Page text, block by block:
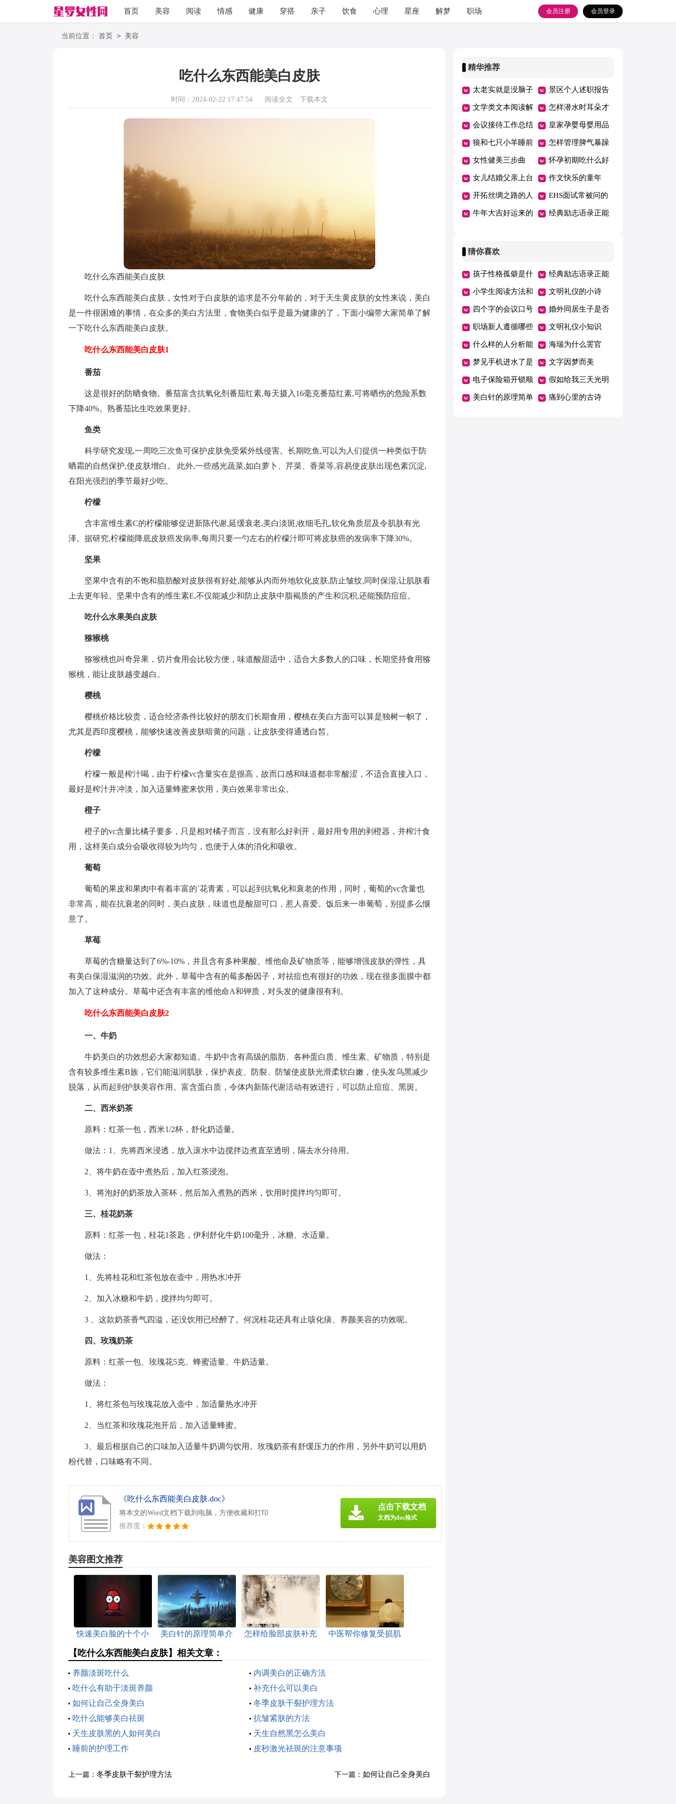
首页 美容 阅读 情感 健康 穿搭 亲子 饮食 心理 星座 解梦 职场
励志
会员登录
会员注册
当前位置： 首页 > 美容
吃什么东西能美白皮肤
时间：2024-02-22 17:47:54 阅读全文 下载本文
吃什么东西能美白皮肤
吃什么东西能美白皮肤，女性对于白皮肤的追求是不分年龄的，对于天生黄皮肤的女性来说，美白
是一件很困难的事情，在众多的美白方法里，食物美白似乎是最为健康的了，下面小编带大家简单了解
一下吃什么东西能美白皮肤。
吃什么东西能美白皮肤1
番茄
这是很好的防晒食物。番茄富含抗氧化剂番茄红素,每天摄入16毫克番茄红素,可将晒伤的危险系数
下降40%。熟番茄比生吃效果更好。
鱼类
科学研究发现,一周吃三次鱼可保护皮肤免受紫外线侵害。长期吃鱼,可以为人们提供一种类似于防
晒霜的自然保护,使皮肤增白。 此外,一些感光蔬菜,如白萝卜、芹菜、香菜等,容易使皮肤出现色素沉淀,
在阳光强烈的季节最好少吃。
柠檬
含丰富维生素C的柠檬能够促进新陈代谢,延缓衰老,美白淡斑,收细毛孔,软化角质层及令肌肤有光
泽。据研究,柠檬能降底皮肤癌发病率,每周只要一勺左右的柠檬汁即可将皮肤癌的发病率下降30%。
坚果
坚果中含有的不饱和脂肪酸对皮肤很有好处,能够从内而外地软化皮肤,防止皱纹,同时保湿,让肌肤看
上去更年轻。坚果中含有的维生素E,不仅能减少和防止皮肤中脂褐质的产生和沉积,还能预防痘痘。
吃什么水果美白皮肤
猕猴桃
猕猴桃也叫奇异果，切片食用会比较方便，味道酸甜适中，适合大多数人的口味，长期坚持食用猕
猴桃，能让皮肤越变越白。
樱桃
樱桃价格比较贵，适合经济条件比较好的朋友们长期食用，樱桃在美白方面可以算是独树一帜了，
尤其是西印度樱桃，能够快速改善皮肤暗黄的问题，让皮肤变得通透白皙。
柠檬
柠檬一般是榨汁喝，由于柠檬vc含量实在是很高，故而口感和味道都非常酸涩，不适合直接入口，
最好是榨汁并冲淡，加入适量蜂蜜来饮用，美白效果非常出众。
橙子
橙子的vc含量比橘子要多，只是相对橘子而言，没有那么好剥开，最好用专用的剥橙器，并榨汁食
用，这样美白成分会吸收得较为均匀，也便于人体的消化和吸收。
葡萄
葡萄的果皮和果肉中有着丰富的`花青素，可以起到抗氧化和衰老的作用，同时，葡萄的vc含量也
非常高，能在抗衰老的同时，美白皮肤，味道也是酸甜可口，惹人喜爱。饭后来一串葡萄，别提多么惬
意了。
草莓
草莓的含糖量达到了6%-10%，并且含有多种果酸、维他命及矿物质等，能够增强皮肤的弹性，具
有美白保湿滋润的功效。此外，草莓中含有的莓多酚因子，对祛痘也有很好的功效，现在很多面膜中都
加入了这种成分。草莓中还含有丰富的维他命A和钾质，对头发的健康很有利。
吃什么东西能美白皮肤2
一、牛奶
牛奶美白的功效想必大家都知道。牛奶中含有高级的脂肪、各种蛋白质、维生素、矿物质，特别是
含有较多维生素B族，它们能滋润肌肤，保护表皮、防裂、防皱使皮肤光滑柔软白嫩，使头发乌黑减少
脱落，从而起到护肤美容作用。富含蛋白质，令体内新陈代谢活动有效进行，可以防止痘痘、黑斑。
二、西米奶茶
原料：红茶一包，西米1/2杯，舒化奶适量。
做法：1、先将西米浸透，放入滚水中边搅拌边煮直至透明，隔去水分待用。
2、将牛奶在壶中煮热后，加入红茶浸泡。
3、将泡好的奶茶放入茶杯，然后加入煮熟的西米，饮用时搅拌均匀即可。
三、桂花奶茶
原料：红茶一包，桂花1茶匙，伊利舒化牛奶100毫升，冰糖、水适量。
做法：
1、先将桂花和红茶包放在壶中，用热水冲开
2、加入冰糖和牛奶，搅拌均匀即可。
3 、这款奶茶香气四溢，还没饮用已经醉了。何况桂花还具有止咳化痰、养颜美容的功效呢。
四、玫瑰奶茶
原料：红茶一包、玫瑰花5克、蜂蜜适量、牛奶适量。
做法：
1、将红茶包与玫瑰花放入壶中，加适量热水冲开
2、当红茶和玫瑰花泡开后，加入适量蜂蜜。
3、最后根据自己的口味加入适量牛奶调匀饮用。玫瑰奶茶有舒缓压力的作用，另外牛奶可以用奶
粉代替，口味略有不同。
《吃什么东西能美白皮肤.doc》
将本文的Word文档下载到电脑，方便收藏和打印
推荐度：
点击下载文档
文档为doc格式
美容图文推荐
快速美白脸的十个小
美白针的原理简单介
怎样给脸部皮肤补充
中医帮你修复受损肌
【吃什么东西能美白皮肤】相关文章：
养颜淡斑吃什么
内调美白的正确方法
吃什么有助于淡斑养颜
补充什么可以美白
如何让自己全身美白
冬季皮肤干裂护理方法
吃什么能够美白祛斑
抗皱紧肤的方法
天生皮肤黑的人如何美白
天生自然黑怎么美白
睡前的护理工作
皮秒激光祛斑的注意事项
上一篇： 冬季皮肤干裂护理方法 下一篇： 如何让自己全身美白
精华推荐
太老实就是没脑子 景区个人述职报告
文学类文本阅读解
题分析
怎样潜水时耳朵才
不会痛
会议接待工作总结 皇家孕婴母婴用品
怎么加盟
狼和七只小羊睡前
故事
怎样管理脾气暴躁
的下属
女性健美三步曲 怀孕初期吃什么好
女儿结婚父亲上台
讲话大全
作文快乐的童年
开拓丝绸之路的人
是谁
EHS面试常被问的
问题
牛年大吉好运来的 经典励志语录正能
猜你喜欢
孩子性格孤僻是什
么原因造成的
经典励志语录正能
量
小学生阅读方法和
技巧有哪些
文明礼仪的小诗
四个字的会议口号 婚外同居生子是否
是重婚罪
职场新人遵循哪些
法则
文明礼仪小知识
什么样的人分析能
力强
海瑞为什么罢官
梦见手机进水了是
什么意思
文字因梦而美
电子保险箱开锁顺
序
假如给我三天光明
心得体会300字
美白针的原理简单 痛到心里的古诗